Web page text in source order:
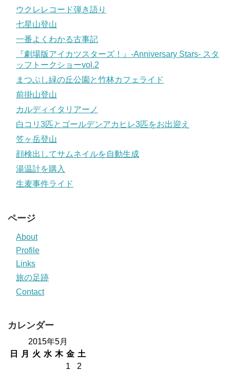
ウクレレコード弾き語り
七星山登山
一番よくわかる古事記
『劇場版アイカツスターズ！』-Anniversary Stars- スタ
ッフトークショーvol.2
まつぶし緑の丘公園と竹林カフェライド
前掛山登山
カルディイタリアーノ
白コリ3匹とゴールデンアカヒレ3匹をお出迎え
笠ヶ岳登山
顔検出してサムネイルを自動生成
湯温計を購入
生麦事件ライド
ページ
About
Profile
Links
旅の足跡
Contact
カレンダー
2015年5月
日
月 火 水 木 金 土
1
2